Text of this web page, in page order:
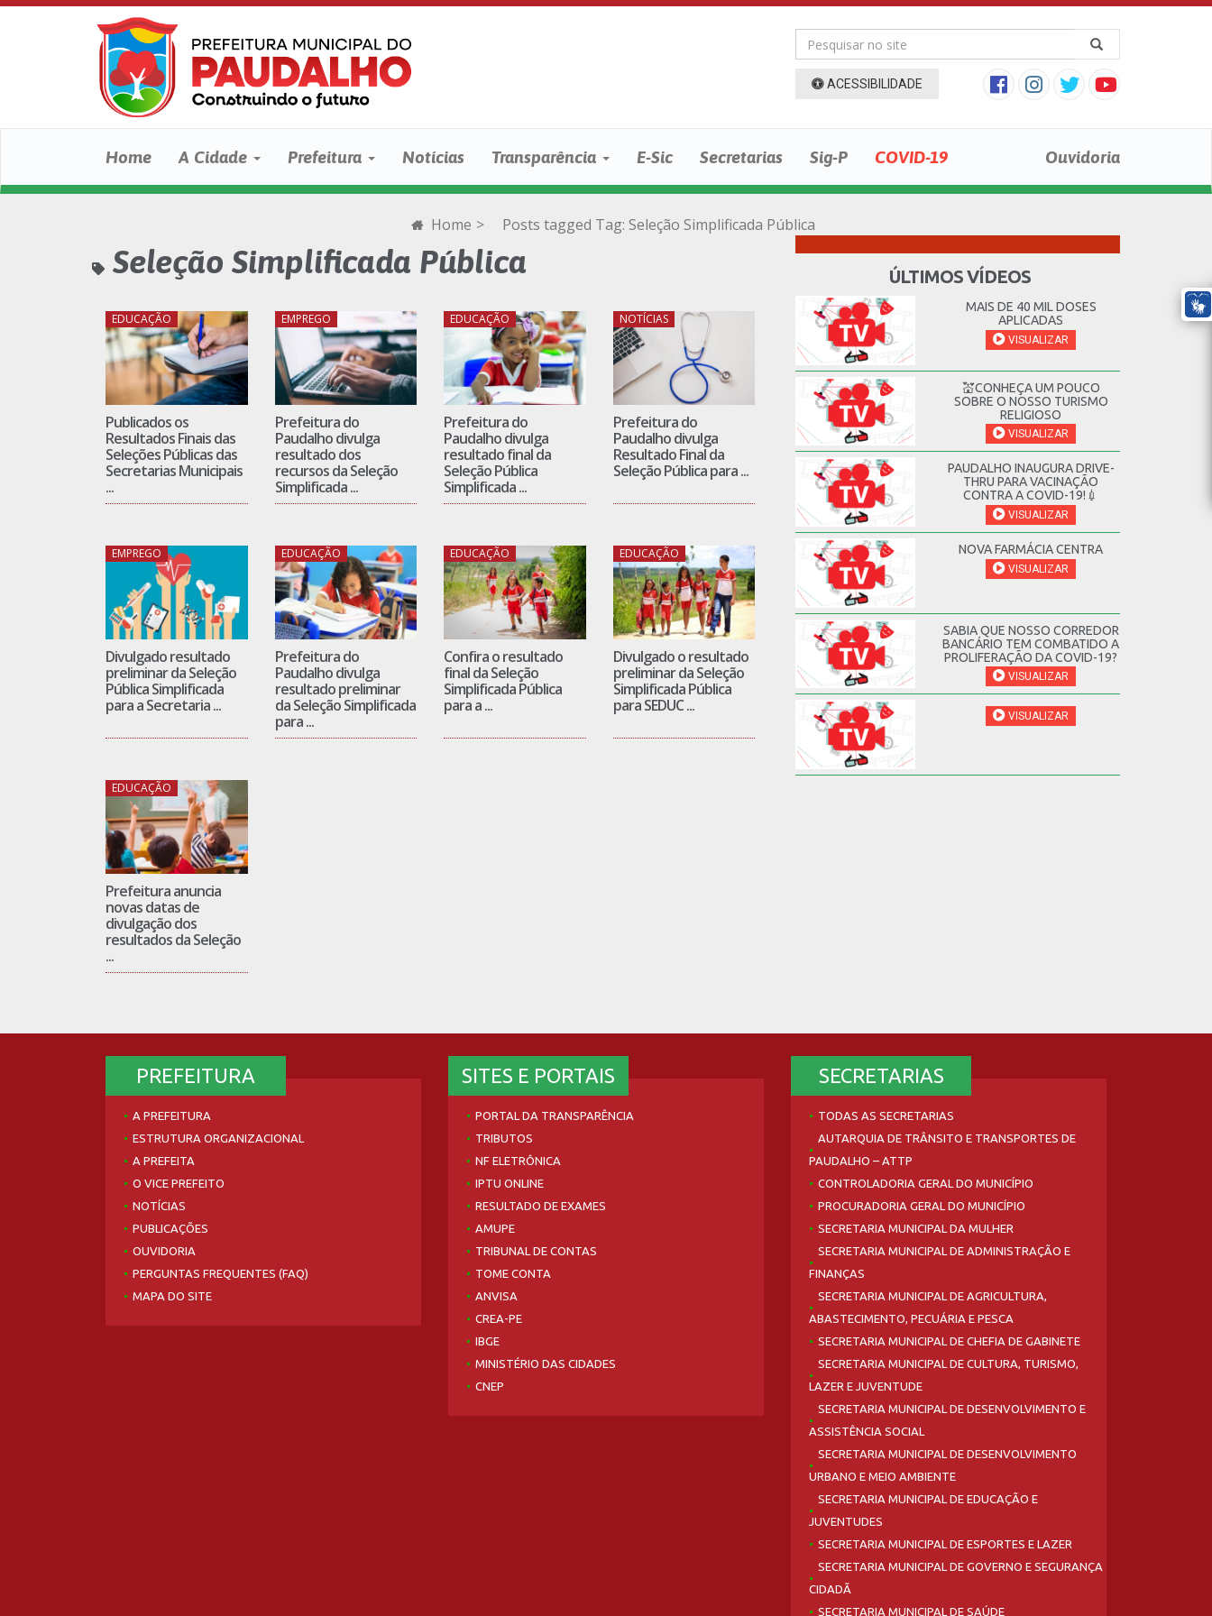
ACESSIBILIDADE
Home A Cidade Prefeitura Notícias Transparência E-Sic Secretarias Sig-P COVID-19 Ouvidoria
Home > Posts tagged Tag: Seleção Simplificada Pública
Seleção Simplificada Pública
EDUCAÇÃO
Publicados os
Resultados Finais das
Seleções Públicas das
Secretarias Municipais
...
EMPREGO
Prefeitura do
Paudalho divulga
resultado dos
recursos da Seleção
Simplificada ...
EDUCAÇÃO
Prefeitura do
Paudalho divulga
resultado final da
Seleção Pública
Simplificada ...
NOTÍCIAS
Prefeitura do
Paudalho divulga
Resultado Final da
Seleção Pública para ...
EMPREGO
Divulgado resultado
preliminar da Seleção
Pública Simplificada
para a Secretaria ...
EDUCAÇÃO
Prefeitura do
Paudalho divulga
resultado preliminar
da Seleção Simplificada
para ...
EDUCAÇÃO
Confira o resultado
final da Seleção
Simplificada Pública
para a ...
EDUCAÇÃO
Divulgado o resultado
preliminar da Seleção
Simplificada Pública
para SEDUC ...
EDUCAÇÃO
Prefeitura anuncia
novas datas de
divulgação dos
resultados da Seleção
...
ÚLTIMOS VÍDEOS
MAIS DE 40 MIL DOSES
APLICADAS
VISUALIZAR
💒CONHEÇA UM POUCO
SOBRE O NOSSO TURISMO
RELIGIOSO
VISUALIZAR
PAUDALHO INAUGURA DRIVE-
THRU PARA VACINAÇÃO
CONTRA A COVID-19!💉
VISUALIZAR
NOVA FARMÁCIA CENTRA
VISUALIZAR
SABIA QUE NOSSO CORREDOR
BANCÁRIO TEM COMBATIDO A
PROLIFERAÇÃO DA COVID-19?
VISUALIZAR
VISUALIZAR
PREFEITURA
A PREFEITURA
ESTRUTURA ORGANIZACIONAL
A PREFEITA
O VICE PREFEITO
NOTÍCIAS
PUBLICAÇÕES
OUVIDORIA
PERGUNTAS FREQUENTES (FAQ)
MAPA DO SITE
SITES E PORTAIS
PORTAL DA TRANSPARÊNCIA
TRIBUTOS
NF ELETRÔNICA
IPTU ONLINE
RESULTADO DE EXAMES
AMUPE
TRIBUNAL DE CONTAS
TOME CONTA
ANVISA
CREA-PE
IBGE
MINISTÉRIO DAS CIDADES
CNEP
SECRETARIAS
TODAS AS SECRETARIAS
AUTARQUIA DE TRÂNSITO E TRANSPORTES DE
PAUDALHO – ATTP
CONTROLADORIA GERAL DO MUNICÍPIO
PROCURADORIA GERAL DO MUNICÍPIO
SECRETARIA MUNICIPAL DA MULHER
SECRETARIA MUNICIPAL DE ADMINISTRAÇÃO E
FINANÇAS
SECRETARIA MUNICIPAL DE AGRICULTURA,
ABASTECIMENTO, PECUÁRIA E PESCA
SECRETARIA MUNICIPAL DE CHEFIA DE GABINETE
SECRETARIA MUNICIPAL DE CULTURA, TURISMO,
LAZER E JUVENTUDE
SECRETARIA MUNICIPAL DE DESENVOLVIMENTO E
ASSISTÊNCIA SOCIAL
SECRETARIA MUNICIPAL DE DESENVOLVIMENTO
URBANO E MEIO AMBIENTE
SECRETARIA MUNICIPAL DE EDUCAÇÃO E
JUVENTUDES
SECRETARIA MUNICIPAL DE ESPORTES E LAZER
SECRETARIA MUNICIPAL DE GOVERNO E SEGURANÇA
CIDADÃ
SECRETARIA MUNICIPAL DE SAÚDE